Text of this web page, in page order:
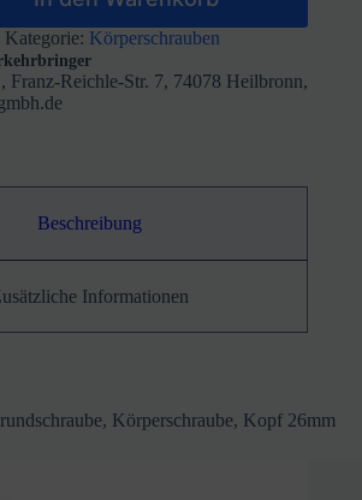
Kategorie: Körperschrauben
Franz-Reichle-Str. 7, 74078 Heilbronn,
Beschreibung
Informationen
Körperschraube, Kopf 26mm